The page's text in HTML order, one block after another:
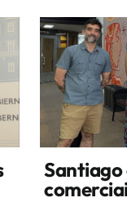
Santiago